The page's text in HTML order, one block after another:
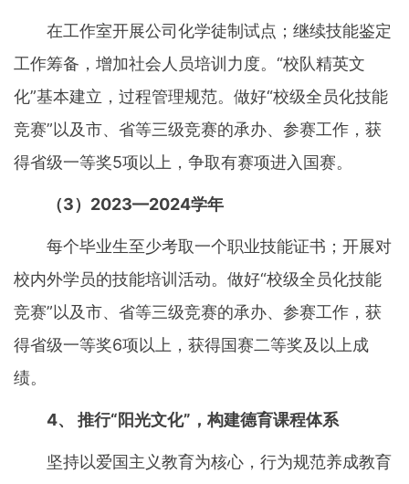
在工作室开展公司化学徒制试点；继续技能鉴定
工作筹备，增加社会人员培训力度。“校队精英文
化”基本建立，过程管理规范。做好“校级全员化技能
竞赛”以及市、省等三级竞赛的承办、参赛工作，获
得省级一等奖5项以上，争取有赛项进入国赛。
（3）2023—2024学年
每个毕业生至少考取一个职业技能证书；开展对
校内外学员的技能培训活动。做好“校级全员化技能
竞赛”以及市、省等三级竞赛的承办、参赛工作，获
得省级一等奖6项以上，获得国赛二等奖及以上成
绩。
4、 推行“阳光文化”，构建德育课程体系
坚持以爱国主义教育为核心，行为规范养成教育